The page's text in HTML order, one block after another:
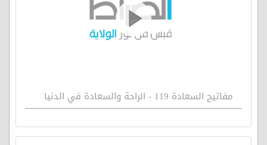
مفاتيح السعادة 119 - الراحة والسعادة في الدنيا